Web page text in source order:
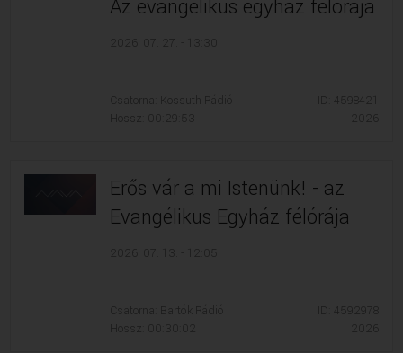
OKTATÁS
OKTATÁS
Az evangélikus egyház félórája
2026. 07. 27. - 13:30
Csatorna: Kossuth Rádió
Hossz: 00:29:53
ID: 4598421
Erős vár a mi Istenünk! - az
Evangélikus Egyház félórája
2026. 07. 13. - 12:05
Csatorna: Bartók Rádió
Hossz: 00:30:02
ID: 4592978